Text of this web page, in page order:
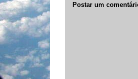
Postar um